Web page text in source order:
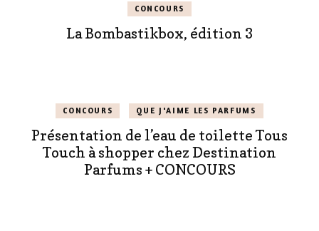
CONCOURS
La Bombastikbox, édition 3
CONCOURS QUE J'AIME LES PARFUMS
Présentation de l’eau de toilette Tous
Touch à shopper chez Destination
Parfums + CONCOURS